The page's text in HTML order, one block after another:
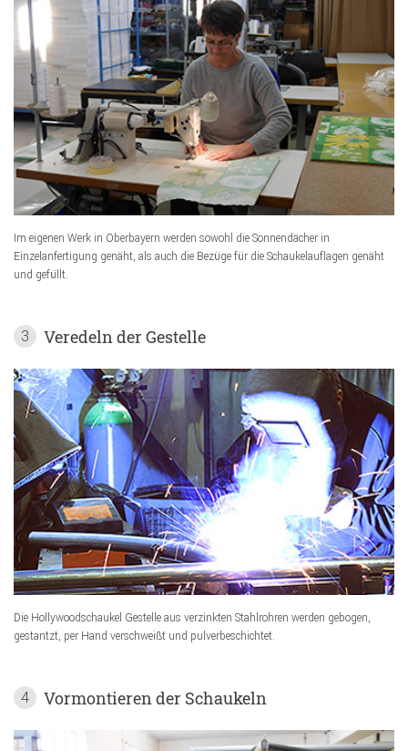
Im eigenen Werk in Oberbayern werden sowohl die Sonnendächer in
Einzelanfertigung genäht, als auch die Bezüge für die Schaukelauflagen genäht
und gefüllt.
3 Veredeln der Gestelle
Die Hollywoodschaukel Gestelle aus verzinkten Stahlrohren werden gebogen,
gestantzt, per Hand verschweißt und pulverbeschichtet.
4 Vormontieren der Schaukeln